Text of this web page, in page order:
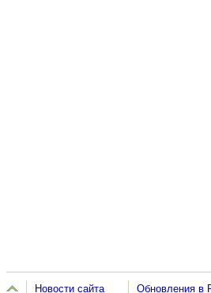
Новости сайта Обновления в